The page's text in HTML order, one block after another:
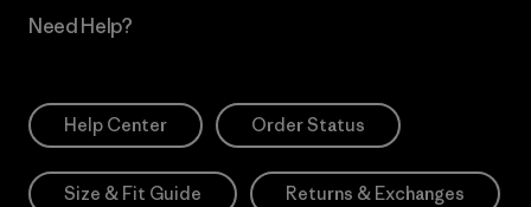
Need Help?
Help Center Order Status
Size & Fit Guide Returns & Exchanges